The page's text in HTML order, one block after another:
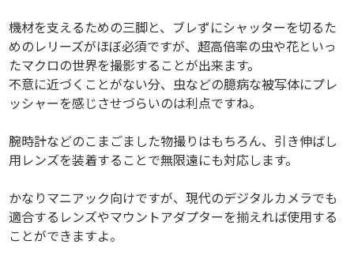
機材を支えるための三脚と、ブレずにシャッターを切るた
めのレリーズがほぼ必須ですが、超高倍率の虫や花といっ
たマクロの世界を撮影することが出来ます。
不意に近づくことがない分、虫などの臆病な被写体にプレ
ッシャーを感じさせづらいのは利点ですね。
腕時計などのこまごました物撮りはもちろん、引き伸ばし
用レンズを装着することで無限遠にも対応します。
かなりマニアック向けですが、現代のデジタルカメラでも
適合するレンズやマウントアダプターを揃えれば使用する
ことができますよ。